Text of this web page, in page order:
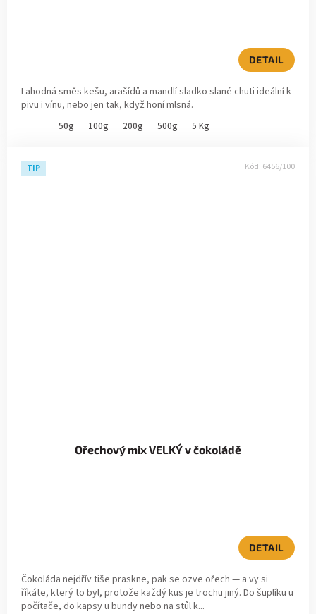
5
hvězdiček.
DETAIL
Lahodná směs kešu, arašídů a mandlí sladko slané chuti ideální k
pivu i vínu, nebo jen tak, když honí mlsná.
50g 100g 200g 500g 5 Kg
TIP
Ořechový mix VELKÝ v čokoládě
DETAIL
Čokoláda nejdřív tiše praskne, pak se ozve ořech — a vy si
říkáte, který to byl, protože každý kus je trochu jiný. Do šuplíku u
počítače, do kapsy u bundy nebo na stůl k...
Kód: 6456/100